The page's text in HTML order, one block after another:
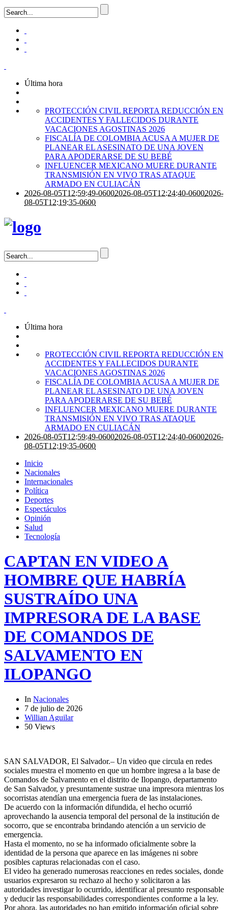
Última hora
PROTECCIÓN CIVIL REPORTA REDUCCIÓN EN
ACCIDENTES Y FALLECIDOS DURANTE
VACACIONES AGOSTINAS 2026
FISCALÍA DE COLOMBIA ACUSA A MUJER DE
PLANEAR EL ASESINATO DE UNA JOVEN
PARA APODERARSE DE SU BEBÉ
INFLUENCER MEXICANO MUERE DURANTE
TRANSMISIÓN EN VIVO TRAS ATAQUE
ARMADO EN CULIACÁN
2026-08-05T12:59:49-06002026-08-05T12:24:40-06002026-
08-05T12:19:35-0600
Última hora
PROTECCIÓN CIVIL REPORTA REDUCCIÓN EN
ACCIDENTES Y FALLECIDOS DURANTE
VACACIONES AGOSTINAS 2026
FISCALÍA DE COLOMBIA ACUSA A MUJER DE
PLANEAR EL ASESINATO DE UNA JOVEN
PARA APODERARSE DE SU BEBÉ
INFLUENCER MEXICANO MUERE DURANTE
TRANSMISIÓN EN VIVO TRAS ATAQUE
ARMADO EN CULIACÁN
2026-08-05T12:59:49-06002026-08-05T12:24:40-06002026-
08-05T12:19:35-0600
Inicio
Nacionales
Internacionales
Política
Deportes
Espectáculos
Opinión
Salud
Tecnología
CAPTAN EN VIDEO A
HOMBRE QUE HABRÍA
SUSTRAÍDO UNA
IMPRESORA DE LA BASE
DE COMANDOS DE
SALVAMENTO EN
ILOPANGO
In Nacionales
7 de julio de 2026
Willian Aguilar
50 Views
SAN SALVADOR, El Salvador.– Un video que circula en redes
sociales muestra el momento en que un hombre ingresa a la base de
Comandos de Salvamento en el distrito de Ilopango, departamento
de San Salvador, y presuntamente sustrae una impresora mientras los
socorristas atendían una emergencia fuera de las instalaciones.
De acuerdo con la información difundida, el hecho ocurrió
aprovechando la ausencia temporal del personal de la institución de
socorro, que se encontraba brindando atención a un servicio de
emergencia.
Hasta el momento, no se ha informado oficialmente sobre la
identidad de la persona que aparece en las imágenes ni sobre
posibles capturas relacionadas con el caso.
El video ha generado numerosas reacciones en redes sociales, donde
usuarios expresaron su rechazo al hecho y solicitaron a las
autoridades investigar lo ocurrido, identificar al presunto responsable
y deducir las responsabilidades correspondientes conforme a la ley.
Por ahora, las autoridades no han emitido información oficial sobre